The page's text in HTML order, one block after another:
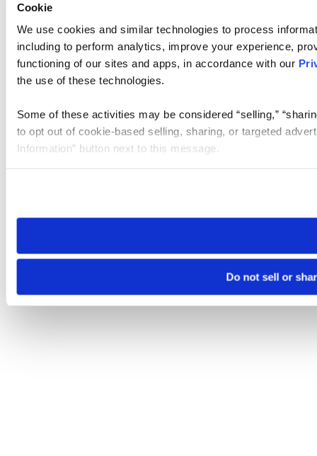
Cookie
We use cookies and similar technologies to process
including to perform analytics, improve your experience,
functioning of our sites and apps, in accordance with our
the use of these technologies.
Some of these activities may be considered “selling,”
to opt out of cookie-based selling, sharing, or targeted
Information” button next to this message.
need to be set again.
Do not sell or